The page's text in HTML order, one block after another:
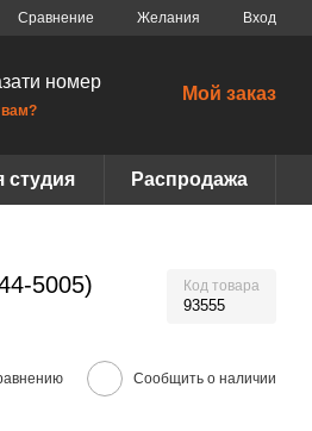
Сравнение Желания Вход
номер
вам?
Мой заказ
студия Распродажа
5005) Код товара
93555
Сообщить о наличии